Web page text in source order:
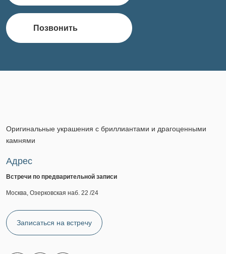
Позвонить
Оригинальные украшения с бриллиантами и драгоценными
камнями
Адрес
Встречи по предварительной записи
Москва, Озерковская наб. 22 /24
Записаться на встречу